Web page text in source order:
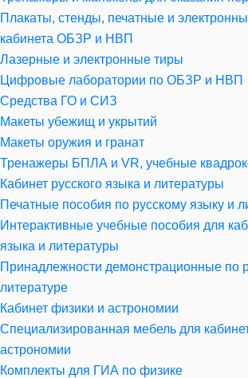
Плакаты, стенды, печатные и
кабинета ОБЗР и НВП
Лазерные и электронные тиры
Цифровые лаборатории по ОБЗР и НВП
Средства ГО и СИЗ
Макеты убежищ и укрытий
Макеты оружия и гранат
Тренажеры БПЛА и VR, учебные
Кабинет русского языка и литературы
Печатные пособия по русскому языку и
Интерактивные учебные пособия для
языка и литературы
Принадлежности демонстрационные по
литературе
Кабинет физики и астрономии
Специализированная мебель для
астрономии
Комплекты для ГИА по физике